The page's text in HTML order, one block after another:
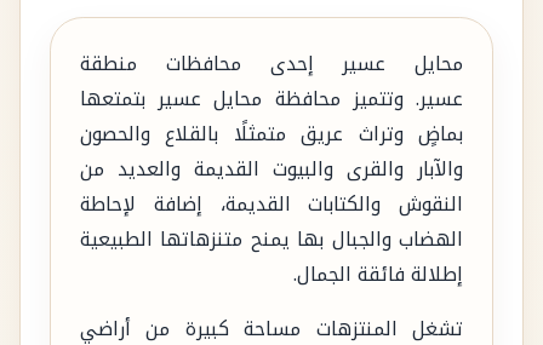
محايل عسير إحدى محافظات منطقة
عسير. وتتميز محافظة محايل عسير بتمتعها
بماضٍ وتراث عريق متمثلًا بالقلاع والحصون
والآبار والقرى والبيوت القديمة والعديد من
النقوش والكتابات القديمة، إضافة لإحاطة
الهضاب والجبال بها يمنح متنزهاتها الطبيعية
إطلالة فائقة الجمال.
تشغل المنتزهات مساحة كبيرة من أراضي